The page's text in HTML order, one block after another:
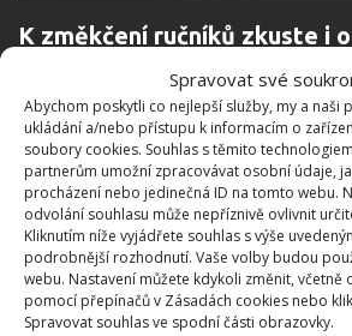
Spravovat své
Abychom poskytli co nejlepší služby, my a naši
ukládání a/nebo přístupu k informacím o
soubory cookies. Souhlas s těmito
partnerům umožní zpracovávat osobní údaje,
procházení nebo jedinečná ID na tomto webu.
odvolání souhlasu může nepříznivě ovlivnit
Kliknutím níže vyjádřete souhlas s výše
podrobnější rozhodnutí. Vaše volby budou
webu. Nastavení můžete kdykoli změnit, včetně
pomocí přepínačů v Zásadách cookies nebo
Spravovat souhlas ve spodní části obrazovky.
K změkčení ručníků zkuste i
Účinek uvedeného postupu na
vzhledu ručníků lze ještě zvýšit.
namočte ručníky do roztoku vody,
(kyseliny citronové) a čtyř
ručníky změkčí a zachová i jejich
kyselá lázeň zahubí bakterie,
budouzároveň i vydezinfikovány.